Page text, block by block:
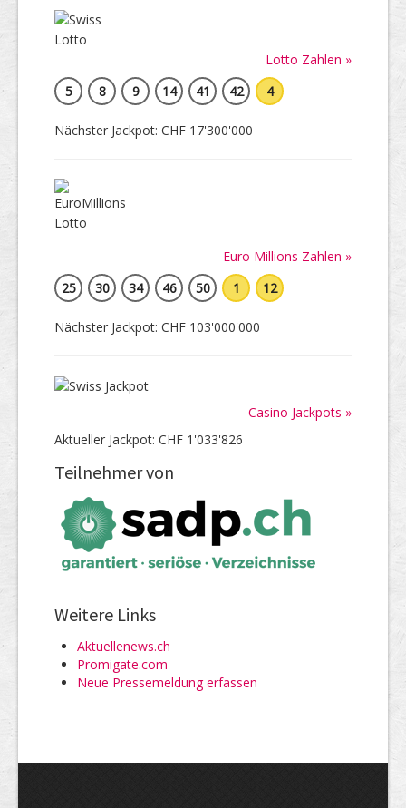
Lotto Zahlen »
5
8 9 14 41 42 4
Nächster Jackpot: CHF 17'300'000
Euro Millions Zahlen »
25
30 34 46 50 1 12
Nächster Jackpot: CHF 103'000'000
Casino Jackpots »
Aktueller Jackpot: CHF 1'033'826
Teilnehmer von
Weitere Links
Aktuellenews.ch
Promigate.com
Neue Pressemeldung erfassen